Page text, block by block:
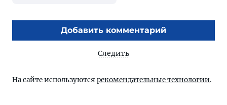
Добавить комментарий
Следить
На сайте используются рекомендательные технологии.